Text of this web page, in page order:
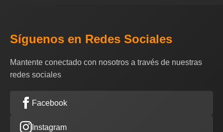
Síguenos en Redes Sociales
Mantente conectado con nosotros a través de nuestras
redes sociales
Facebook
Instagram